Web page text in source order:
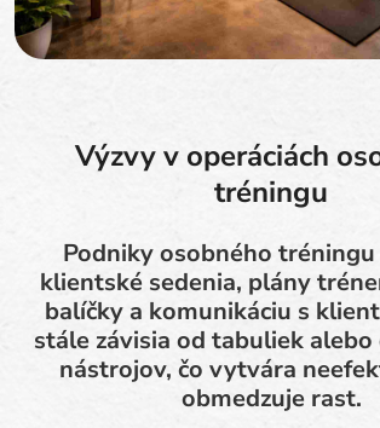
Výzvy v operáciách
tréningu
Podniky osobného
klientské sedenia, plány
balíčky a komunikáciu s
stále závisia od tabuliek
nástrojov, čo vytvára
obmedzuje rast.